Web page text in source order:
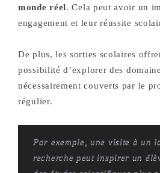
monde réel. Cela peut avoir un
engagement et leur réussite
De plus, les sorties scolaires
possibilité d’explorer des
nécessairement couverts par le
régulier.
Par exemple, une visite à un
recherche peut inspirer un